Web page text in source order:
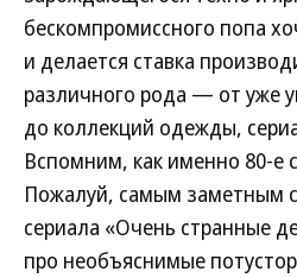
бескомпромиссного попа
и делается ставка
различного рода — от уже
до коллекций одежды,
Вспомним, как именно 80-е
Пожалуй, самым заметным
сериала «Очень странные
про необъяснимые